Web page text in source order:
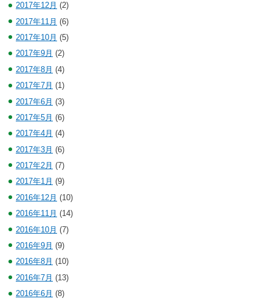
2017年12月 (2)
2017年11月 (6)
2017年10月 (5)
2017年9月 (2)
2017年8月 (4)
2017年7月 (1)
2017年6月 (3)
2017年5月 (6)
2017年4月 (4)
2017年3月 (6)
2017年2月 (7)
2017年1月 (9)
2016年12月 (10)
2016年11月 (14)
2016年10月 (7)
2016年9月 (9)
2016年8月 (10)
2016年7月 (13)
2016年6月 (8)